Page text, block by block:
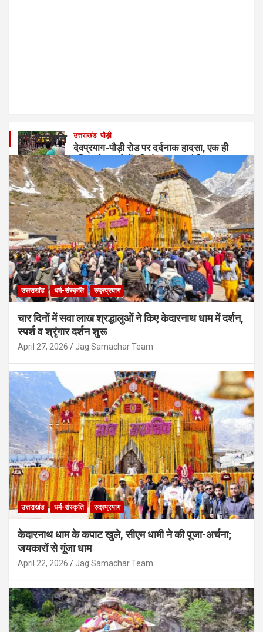
उत्तराखंड पौड़ी
देवप्रयाग-पौड़ी रोड पर दर्दनाक हादसा, एक ही
परिवार के 5 लोगों की मौत; मासूम गंभीर घायल
August 7, 2026 Jag Samachar Team
उत्तराखंड
उत्तराखंड कैबिनेट के बड़े फैसले, वन विकास निगम
से लेकर ईको टूरिज्म और GST तक कई प्रस्तावों
को मंजूरी
August 7, 2026 Jag Samachar Team
धर्म-संस्कृति
उत्तराखंड धर्म-संस्कृति रुद्रप्रयाग
चार दिनों में सवा लाख श्रद्धालुओं ने किए केदारनाथ धाम में दर्शन,
स्पर्श व श्रृंगार दर्शन शुरू
April 27, 2026 Jag Samachar Team
उत्तराखंड धर्म-संस्कृति रुद्रप्रयाग
केदारनाथ धाम के कपाट खुले, सीएम धामी ने की पूजा-अर्चना;
जयकारों से गूंजा धाम
April 22, 2026 Jag Samachar Team